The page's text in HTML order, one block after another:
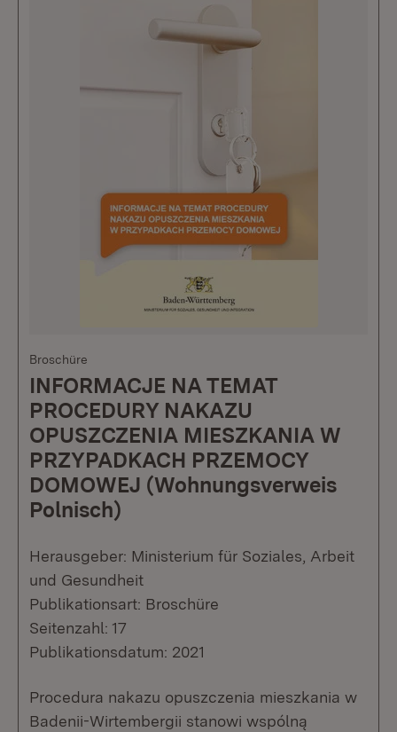
Broschüre
INFORMACJE NA TEMAT
PROCEDURY NAKAZU
OPUSZCZENIA MIESZKANIA W
PRZYPADKACH PRZEMOCY
DOMOWEJ (Wohnungsverweis
Polnisch)
Herausgeber: Ministerium für Soziales, Arbeit
und Gesundheit
Publikationsart: Broschüre
Seitenzahl: 17
Publikationsdatum: 2021
Procedura nakazu opuszczenia mieszkania w
Badenii-Wirtembergii stanowi wspólną